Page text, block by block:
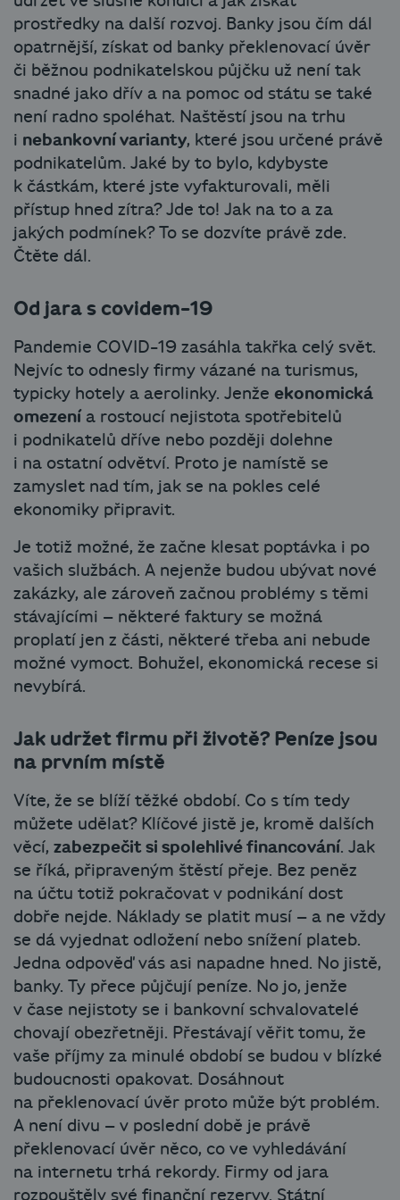
prostředky na další rozvoj. Banky jsou čím dál
opatrnější, získat od banky překlenovací úvěr
či běžnou podnikatelskou půjčku už není tak
snadné jako dřív a na pomoc od státu se také
není radno spoléhat. Naštěstí jsou na trhu
i nebankovní varianty, které jsou určené právě
podnikatelům. Jaké by to bylo, kdybyste
k částkám, které jste vyfakturovali, měli
přístup hned zítra? Jde to! Jak na to a za
jakých podmínek? To se dozvíte právě zde.
Čtěte dál.
Od jara s covidem-19
Pandemie COVID-19 zasáhla takřka celý svět.
Nejvíc to odnesly firmy vázané na turismus,
typicky hotely a aerolinky. Jenže ekonomická
omezení a rostoucí nejistota spotřebitelů
i podnikatelů dříve nebo později dolehne
i na ostatní odvětví. Proto je namístě se
zamyslet nad tím, jak se na pokles celé
ekonomiky připravit.
Je totiž možné, že začne klesat poptávka i po
vašich službách. A nejenže budou ubývat nové
zakázky, ale zároveň začnou problémy s těmi
stávajícími – některé faktury se možná
proplatí jen z části, některé třeba ani nebude
možné vymoct. Bohužel, ekonomická recese si
nevybírá.
Jak udržet firmu při životě? Peníze jsou
na prvním místě
Víte, že se blíží těžké období. Co s tím tedy
můžete udělat? Klíčové jistě je, kromě dalších
věcí, zabezpečit si spolehlivé financování. Jak
se říká, připraveným štěstí přeje. Bez peněz
na účtu totiž pokračovat v podnikání dost
dobře nejde. Náklady se platit musí – a ne vždy
se dá vyjednat odložení nebo snížení plateb.
Jedna odpověď vás asi napadne hned. No jistě,
banky. Ty přece půjčují peníze. No jo, jenže
v čase nejistoty se i bankovní schvalovatelé
chovají obezřetněji. Přestávají věřit tomu, že
vaše příjmy za minulé období se budou v blízké
budoucnosti opakovat. Dosáhnout
na překlenovací úvěr proto může být problém.
A není divu – v poslední době je právě
překlenovací úvěr něco, co ve vyhledávání
na internetu trhá rekordy. Firmy od jara
rozpouštěly své finanční rezervy. Státní